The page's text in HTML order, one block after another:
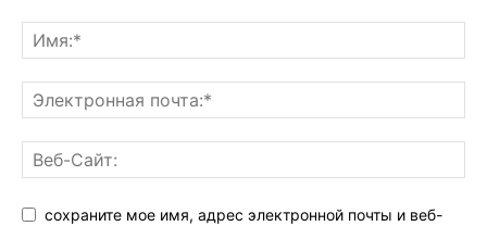
сохраните мое имя, адрес электронной почты и веб-